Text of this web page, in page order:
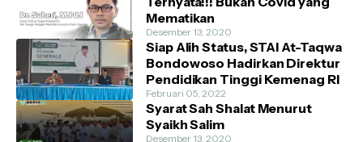
Mematikan
Desember 13, 2020
Siap Alih Status, STAI At-Taqwa
Bondowoso Hadirkan Direktur
Pendidikan Tinggi Kemenag RI
Februari 05, 2022
Syarat Sah Shalat Menurut
Syaikh Salim
Desember 13, 2020